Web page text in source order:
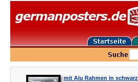
mit Alu Rahmen in schwarz